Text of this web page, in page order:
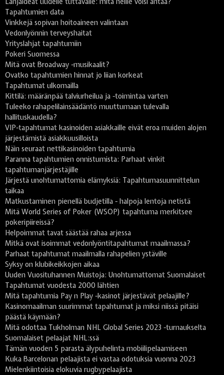
Tapahtumien data
Vinkkejä sopivan hoitoaineen valintaan
Vedonlyönnin terveyshaitat
Yrityslahjat tapahtumiin
Pokeri Suomessa
Mitä ovat Broadway -musikaalit?
Ovatko tapahtumien hinnat jo liian korkeat
Tapahtumat ulkomailla
Kittilä: määränpää talviurheilua ja -toimintaa varten
Tuleeko rahapelilainsäädäntö muuttumaan tulevalla
hallituskaudella?
VIP-tapahtumat kasinoiden asiakkaille eivät eroa muiden alojen
järjestämistä asiakkuusilloista
Näin seuraat nettikasinoiden tapahtumia
Paranna tapahtumien onnistumista: Parhaat vinkit
tapahtumanjärjestäjille
Järjestä unohtumattomia elämyksiä: Tapahtumasuunnittelun
taikaa
Matkustaminen pienellä budjetilla - halpoja lentoja netistä
Mitä World Series of Poker (WSOP) tapahtuma merkitsee
pokeripiireissä?
Helpoimmat tavat säästää rahaa arjessa
Mitkä ovat isoimmat vedonlyöntitapahtumat maailmassa?
Parhaat tapahtumat maailmalla rahapelien ystäville
Syksy on klubikeikkojen aikaa
Uuden Vuosituhannen Muistoja: Unohtumattomat Suomalaiset
Tapahtumat vuodesta 2000 lähtien
Mitä tapahtumia Pay n Play -kasinot järjestävät pelaajille?
Kasinomaailman suurimmat tapahtumat ja miksi niissä pitäisi
päästä käymään?
Mitä odottaa Tukholman NHL Global Series 2023 -turnaukselta
Suomalaiset pelaajat NHL:ssä
Tämän vuoden 5 parasta älypuhelinta mobiilipelaamiseen
Kuka Barcelonan pelaajista ei vastaa odotuksia vuonna 2023
Mielenkiintoisia elokuvia rugbypelaajista